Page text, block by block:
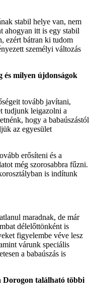
stabil helye van, nem
ahogyan itt is egy stabil
ezért bátran ki tudom
személyi változás
és milyen újdonságok
tovább javítani,
tudjunk leigazolni a
hogy a babaúszástól
az egyesület
erősíteni és a
még szorosabbra fűzni.
is indítunk
maradnak, de már
délelőttönként is
figyelembe véve lesz
várunk speciális
a babaúszás is
Dorogon található többi